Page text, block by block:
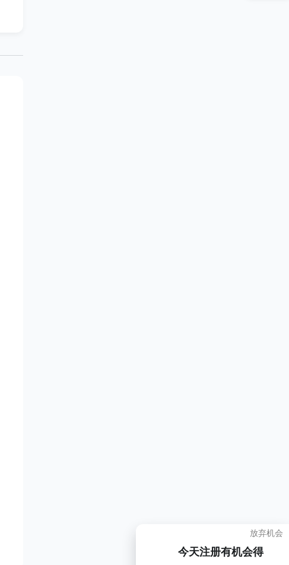
今天注册有机会得
放弃机会